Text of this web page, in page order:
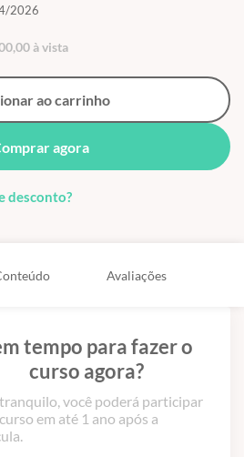
2026
à vista
ao carrinho
agora
desconto?
Avaliações
tempo para fazer o
curso agora?
você poderá participar
em até 1 ano após a